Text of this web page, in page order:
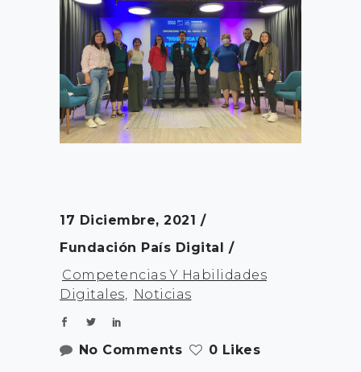
17 Diciembre, 2021
Fundación País Digital
Competencias Y Habilidades
Digitales, Noticias
No Comments 0 Likes